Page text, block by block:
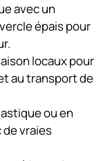
avec un
épais pour
locaux pour
au transport de
ou en
vraies